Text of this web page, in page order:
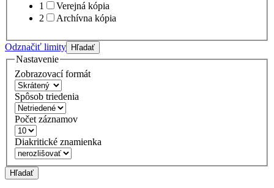
1
Verejná kópia
2
Archívna kópia
Odznačiť limity Hľadať
Nastavenie
Zobrazovací formát
Spôsob triedenia
Počet záznamov
Diakritické znamienka
Hľadať